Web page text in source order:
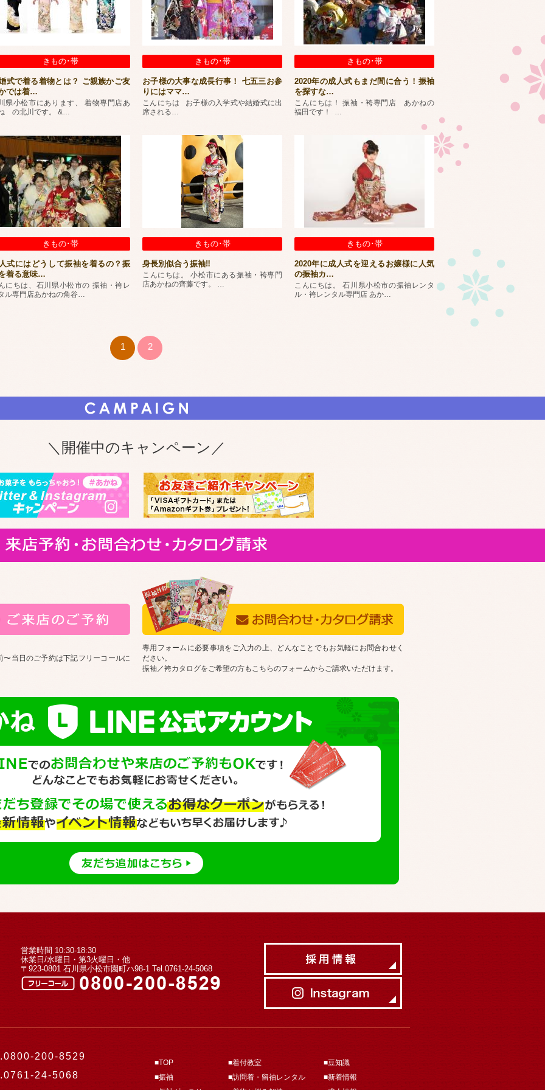
きもの･帯
式で着る着物とは？ ご親族かご友
では着…
県小松市にあります、 着物専門店あ
の北川です。 &
きもの･帯
お子様の大事な成長行事！ 七五三お参
りにはママ…
こんにちは お子様の入学式や結婚式に出
席される
きもの･帯
2020年の成人式もまだ間に合う！振袖
を探すな…
こんにちは！ 振袖・袴専門店 あかねの
福田です！
きもの･帯
式にはどうして振袖を着るの？振
着る意味…
にちは、石川県小松市の 振袖・袴レ
ル専門店あかねの角谷
きもの･帯
身長別似合う振袖‼
こんにちは。 小松市にある振袖・袴専門
店あかねの齊藤です。
きもの･帯
2020年に成人式を迎えるお嬢様に人気
の振袖カ…
こんにちは。 石川県小松市の振袖レンタ
ル・袴レンタル専門店 あか
1 2
＼開催中のキャンペーン／
当日のご予約は下記フリーコールに
専用フォームに必要事項をご入力の上、どんなことでもお気軽にお問合わせく
ださい。
振袖／袴カタログをご希望の方もこちらのフォームからご請求いただけます。
営業時間 10:30-18:30
休業日/水曜日・第3火曜日・他
〒923-0801 石川県小松市園町ハ98-1 Tel.0761-24-5068
200-8529
24-5068
■TOP
■振袖
■着付教室
■訪問着・留袖レンタル
■豆知識
■新着情報